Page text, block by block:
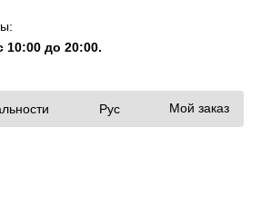
10:00 до 20:00.
Рус Мой заказ